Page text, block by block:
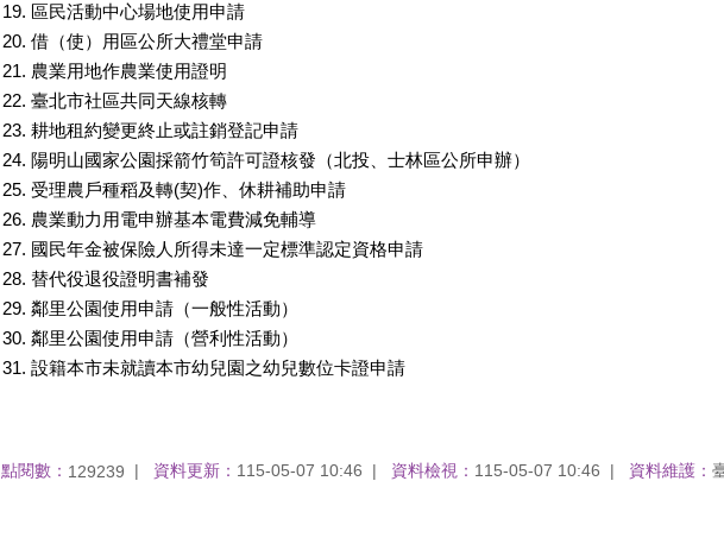
區民活動中心場地使用申請
借（使）用區公所大禮堂申請
農業用地作農業使用證明
臺北市社區共同天線核轉
耕地租約變更終止或註銷登記申請
陽明山國家公園採箭竹筍許可證核發（北投、士林區公所申辦）
受理農戶種稻及轉(契)作、休耕補助申請
農業動力用電申辦基本電費減免輔導
國民年金被保險人所得未達一定標準認定資格申請
替代役退役證明書補發
鄰里公園使用申請（一般性活動）
鄰里公園使用申請（營利性活動）
設籍本市未就讀本市幼兒園之幼兒數位卡證申請
點閱數： 129239 資料更新： 115-05-07 10:46 資料檢視： 115-05-07 10:46 資料維護：